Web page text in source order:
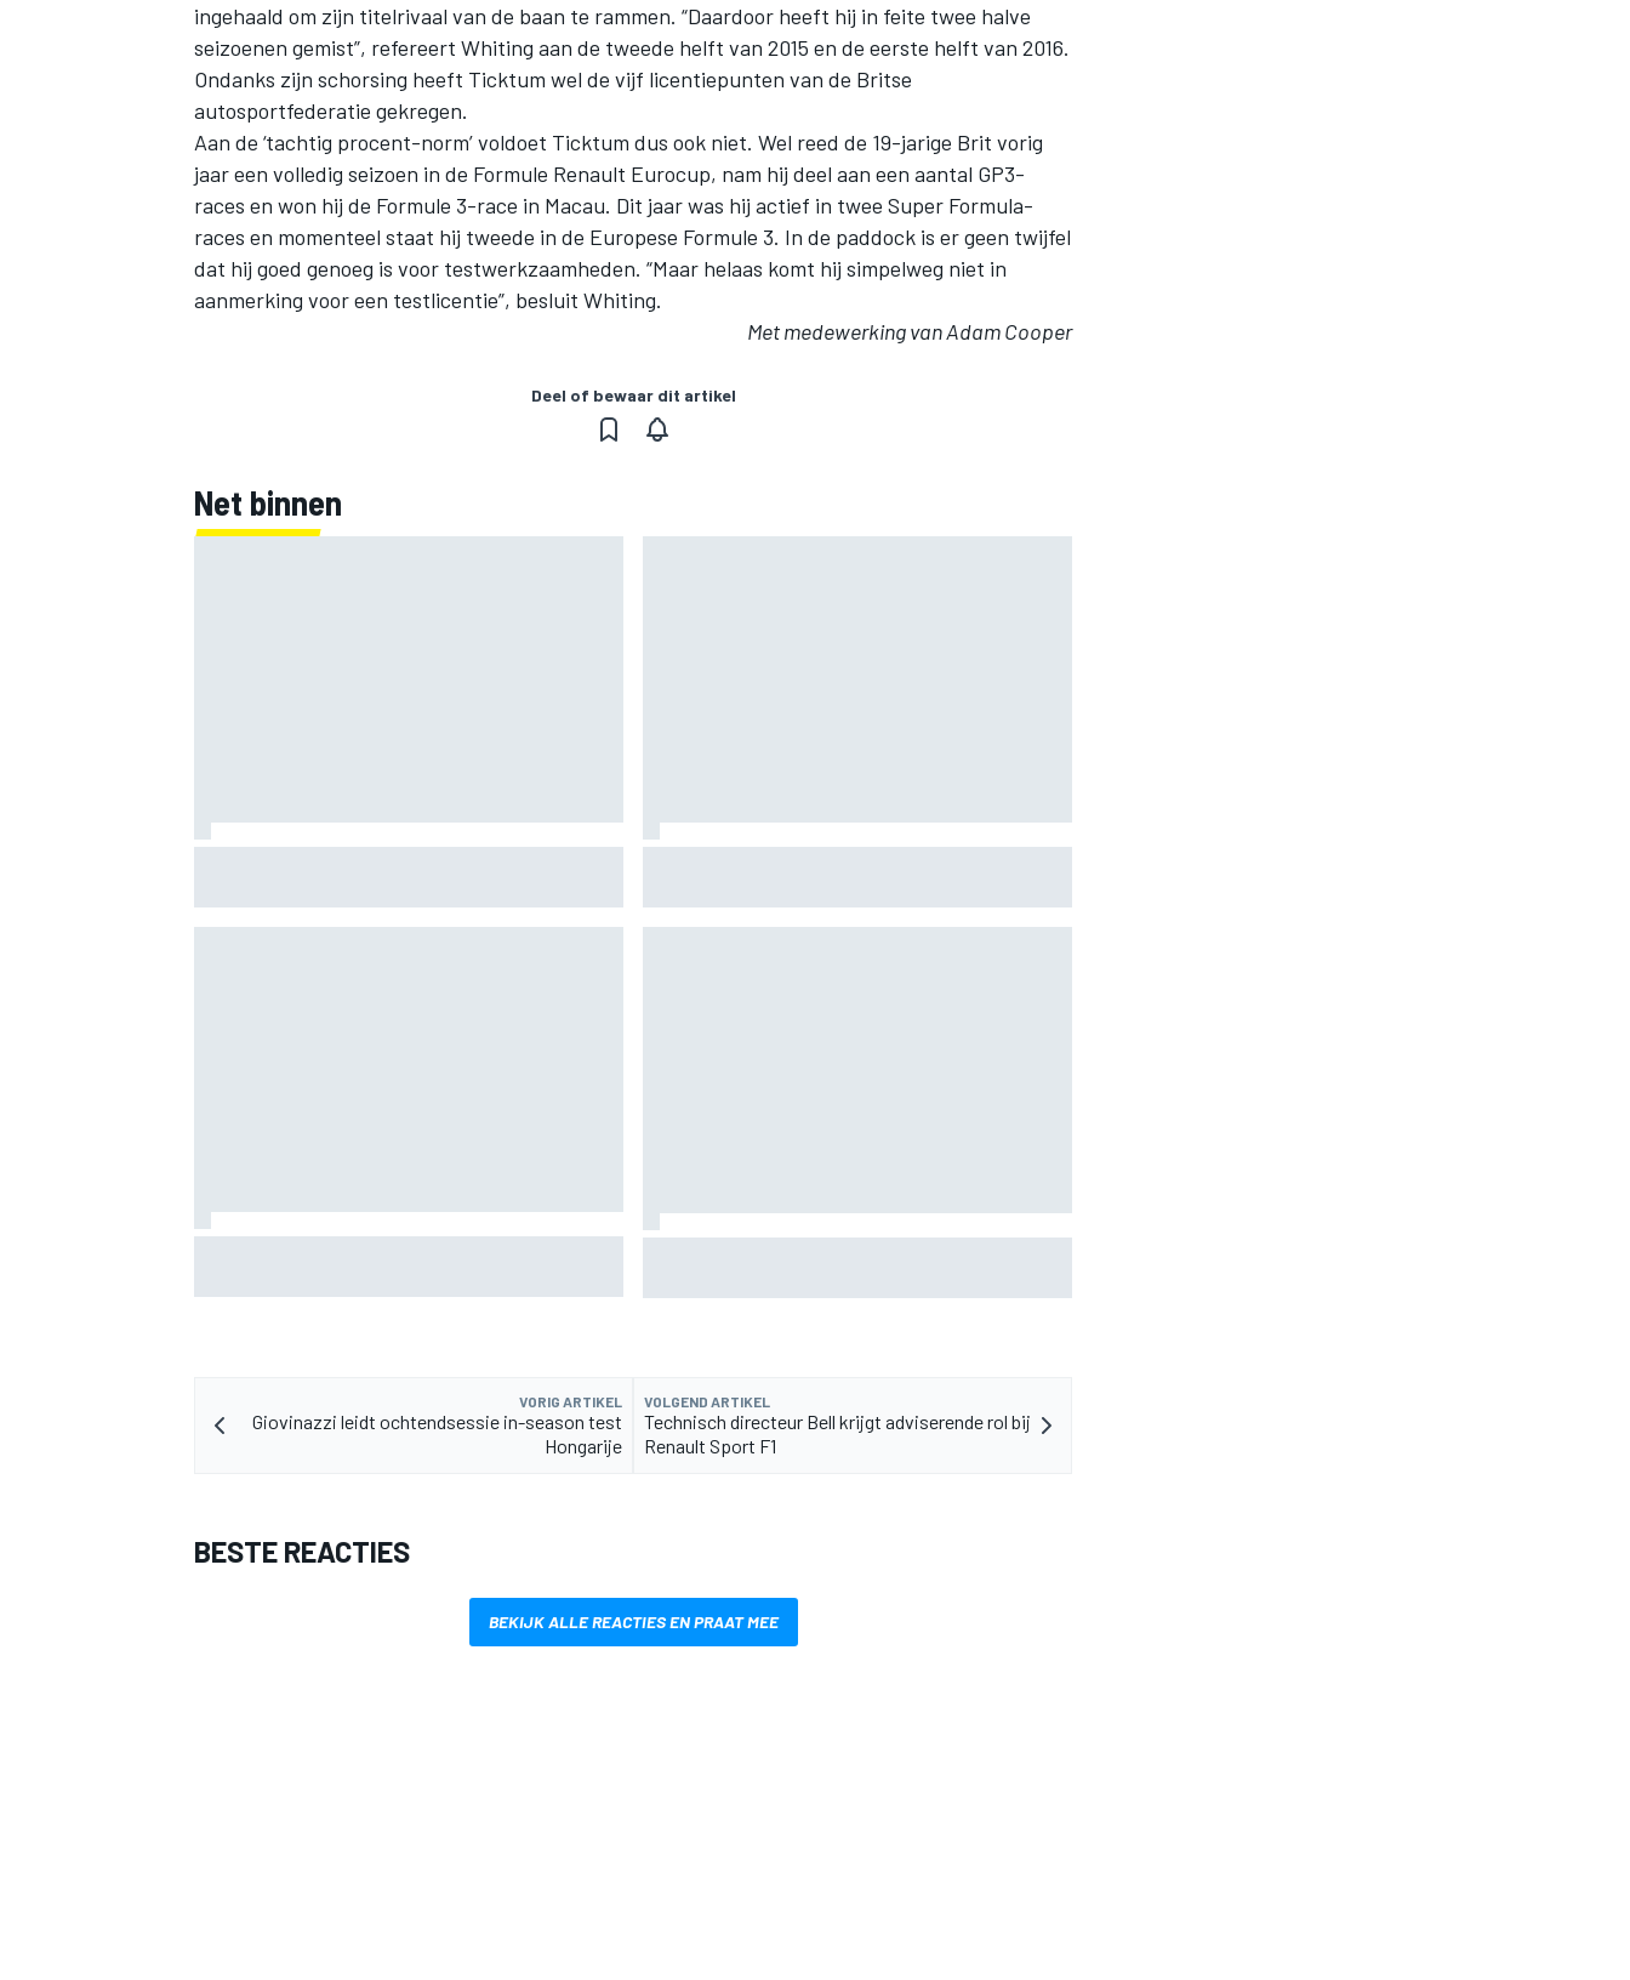
ingehaald om zijn titelrivaal van de baan te rammen. “Daardoor heeft hij in feite twee halve
seizoenen gemist”, refereert Whiting aan de tweede helft van 2015 en de eerste helft van 2016.
Ondanks zijn schorsing heeft Ticktum wel de vijf licentiepunten van de Britse
autosportfederatie gekregen.
Aan de ‘tachtig procent-norm’ voldoet Ticktum dus ook niet. Wel reed de 19-jarige Brit vorig
jaar een volledig seizoen in de Formule Renault Eurocup, nam hij deel aan een aantal GP3-
races en won hij de Formule 3-race in Macau. Dit jaar was hij actief in twee Super Formula-
races en momenteel staat hij tweede in de Europese Formule 3. In de paddock is er geen twijfel
dat hij goed genoeg is voor testwerkzaamheden. “Maar helaas komt hij simpelweg niet in
aanmerking voor een testlicentie”, besluit Whiting.
Met medewerking van Adam Cooper
Deel of bewaar dit artikel
Net binnen
VORIG ARTIKEL
Giovinazzi leidt ochtendsessie in-season test
Hongarije
VOLGEND ARTIKEL
Technisch directeur Bell krijgt adviserende rol bij
Renault Sport F1
BESTE REACTIES
BEKIJK ALLE REACTIES EN PRAAT MEE